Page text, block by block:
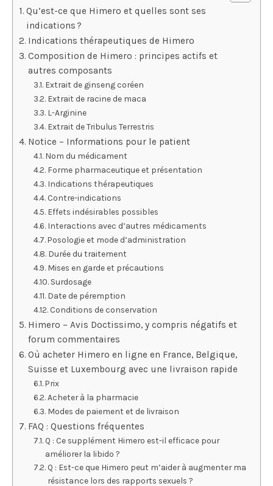
Qu’est-ce que Himero et quelles sont ses
indications ?
Indications thérapeutiques de Himero
Composition de Himero : principes actifs et
autres composants
Extrait de ginseng coréen
Extrait de racine de maca
L-Arginine
Extrait de Tribulus Terrestris
Notice – Informations pour le patient
Nom du médicament
Forme pharmaceutique et présentation
Indications thérapeutiques
Contre-indications
Effets indésirables possibles
Interactions avec d’autres médicaments
Posologie et mode d’administration
Durée du traitement
Mises en garde et précautions
Surdosage
Date de péremption
Conditions de conservation
Himero – Avis Doctissimo, y compris négatifs et
forum commentaires
Où acheter Himero en ligne en France, Belgique,
Suisse et Luxembourg avec une livraison rapide
Prix
Acheter à la pharmacie
Modes de paiement et de livraison
FAQ : Questions fréquentes
Q : Ce supplément Himero est-il efficace pour
améliorer la libido ?
Q : Est-ce que Himero peut m’aider à augmenter ma
résistance lors des rapports sexuels ?